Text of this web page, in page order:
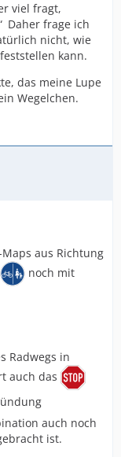
viel fragt,
Daher frage ich
nicht, wie
kann.
das meine Lupe
Wegelchen.
aus Richtung
noch mit
Radwegs in
auch das
auch noch
ist.